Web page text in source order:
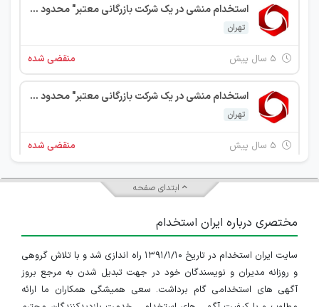
استخدام منشی در یک شرکت بازرگانی معتبر" محدود مطهری خ ترکمنستان
تهران
منقضی شده
استخدام منشی در یک شرکت بازرگانی معتبر" محدود مطهری خ ترکمنستان
تهران
منقضی شده
کارشناس فروش و بازاریابی
۵ سال پیش منقضی شده
مدیر فروش و بازاریابی
تهران
ابتدای صفحه
مختصری درباره ایران استخدام
سایت ایران استخدام در تاریخ ۱۳۹۱/۱/۱۰ راه اندازی شد و با تلاش گروهی
و روزانه مدیران و نویسندگان خود در جهت تبدیل شدن به مرجع بروز
آگهی های استخدامی گام برداشت. سعی همیشگی همکاران ما ارائه